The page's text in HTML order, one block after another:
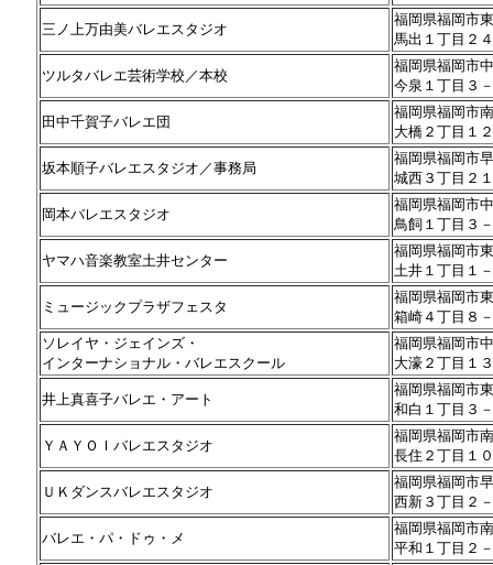
三ノ上万由美バレエスタジオ
福岡県福岡市
馬出１丁目２
ツルタバレエ芸術学校／本校
福岡県福岡市
今泉１丁目３
田中千賀子バレエ団
福岡県福岡市
大橋２丁目１
坂本順子バレエスタジオ／事務局
福岡県福岡市
城西３丁目２
岡本バレエスタジオ
福岡県福岡市
鳥飼１丁目３
ヤマハ音楽教室土井センター
福岡県福岡市
土井１丁目１
ミュージックプラザフェスタ
福岡県福岡市
箱崎４丁目８
ソレイヤ・ジェインズ・
インターナショナル・バレエスクール
福岡県福岡市
大濠２丁目１
井上真喜子バレエ・アート
福岡県福岡市
和白１丁目３
ＹＡＹＯＩバレエスタジオ
福岡県福岡市
長住２丁目１
ＵＫダンスバレエスタジオ
福岡県福岡市
西新３丁目２
バレエ・パ・ドゥ・メ
福岡県福岡市
平和１丁目２